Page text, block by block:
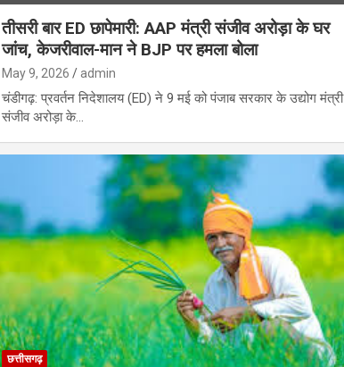
तीसरी बार ED छापेमारी: AAP मंत्री संजीव अरोड़ा के घर
जांच, केजरीवाल-मान ने BJP पर हमला बोला
May 9, 2026 admin
चंडीगढ़: प्रवर्तन निदेशालय (ED) ने 9 मई को पंजाब सरकार के उद्योग मंत्री
संजीव अरोड़ा के…
छत्तीसगढ़